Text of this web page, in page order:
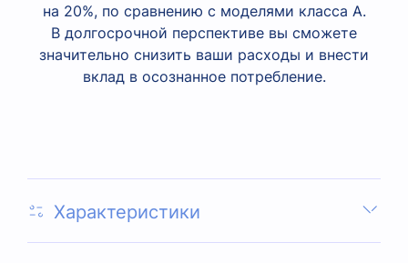
на 20%, по сравнению с моделями класса А.
В долгосрочной перспективе вы сможете
значительно снизить ваши расходы и внести
вклад в осознанное потребление.
Характеристики